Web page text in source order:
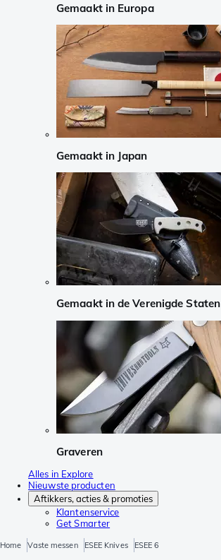
Gemaakt in Europa
Gemaakt in Japan
Gemaakt in de Verenigde Staten
Graveren
Alles in Explore
Nieuwste producten
Aftikkers, acties & promoties
Klantenservice
Get Smarter
Home Vaste messen ESEE Knives ESEE 6